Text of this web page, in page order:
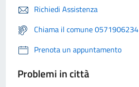
Richiedi Assistenza
Chiama il comune 0571906234
Prenota un appuntamento
Problemi in città